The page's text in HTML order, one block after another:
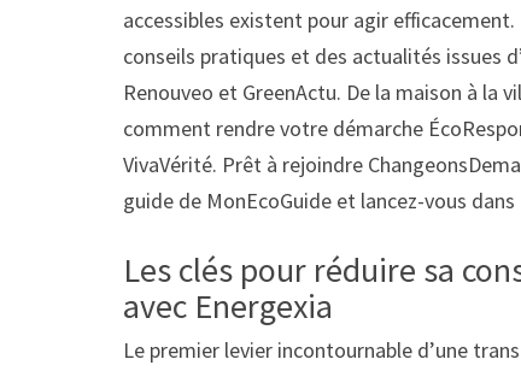
accessibles existent pour agir
conseils pratiques et des actualités issues
Renouveo et GreenActu. De la maison à la
comment rendre votre démarche
VivaVérité. Prêt à rejoindre
guide de MonEcoGuide et lancez-vous
Les clés pour réduire sa
avec Energexia
Le premier levier incontournable d’une